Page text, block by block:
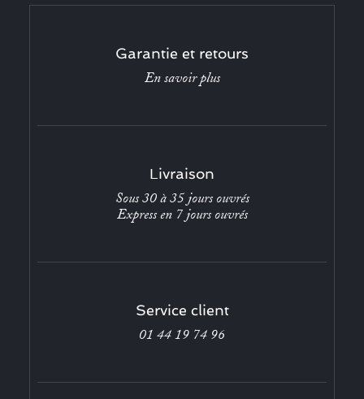
Garantie et retours
En savoir plus
Livraison
Sous 30 à 35 jours ouvrés
Express en 7 jours ouvrés
Service client
01 44 19 74 96